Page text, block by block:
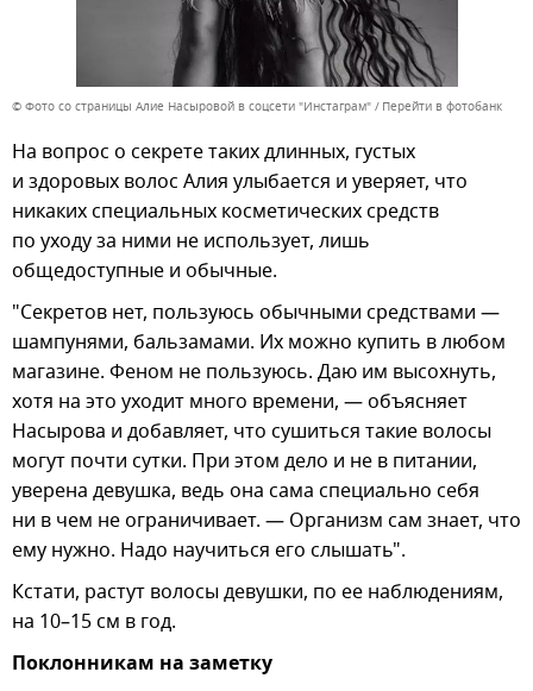
© Фото со страницы Алие Насыровой в соцсети "Инстаграм" Перейти в фотобанк
На вопрос о секрете таких длинных, густых
и здоровых волос Алия улыбается и уверяет, что
никаких специальных косметических средств
по уходу за ними не использует, лишь
общедоступные и обычные.
"Секретов нет, пользуюсь обычными средствами —
шампунями, бальзамами. Их можно купить в любом
магазине. Феном не пользуюсь. Даю им высохнуть,
хотя на это уходит много времени, — объясняет
Насырова и добавляет, что сушиться такие волосы
могут почти сутки. При этом дело и не в питании,
уверена девушка, ведь она сама специально себя
ни в чем не ограничивает. — Организм сам знает, что
ему нужно. Надо научиться его слышать".
Кстати, растут волосы девушки, по ее наблюдениям,
на 10–15 см в год.
Поклонникам на заметку